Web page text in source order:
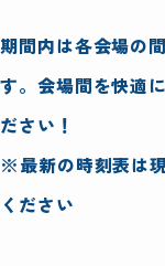
期間内は各会場の
す。会場間を快適
ださい！
※最新の時刻表は
ください